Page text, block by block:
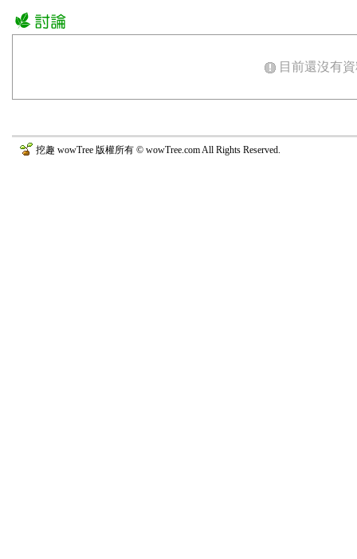
目前還沒有
挖趣 wowTree 版權所有 © wowTree.com All Rights Reserved.